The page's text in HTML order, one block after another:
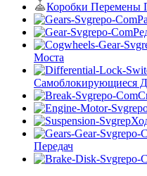
Коробки Перемены
Моста
Самоблокирующиеся
Передач